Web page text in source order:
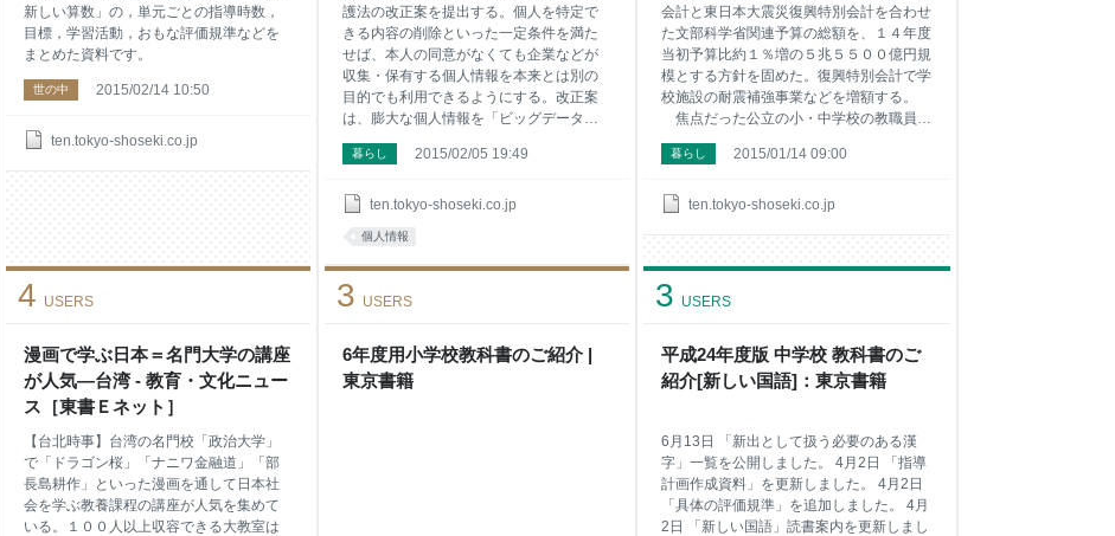
ten.tokyo-shoseki.co.jp
新しい算数」の，単元ごとの指導時数，
目標，学習活動，おもな評価規準などを
まとめた資料です。
世の中 2015/02/14 10:50
ten.tokyo-shoseki.co.jp
護法の改正案を提出する。個人を特定で
きる内容の削除といった一定条件を満た
せば、本人の同意がなくても企業などが
収集・保有する個人情報を本来とは別の
目的でも利用できるようにする。改正案
は、膨大な個人情報を「ビッグデータ」
として企業などが活用する際の基本指針
となる。 内閣官房ＩＴ総合戦略室は
末にまとめた個人情報保護法改正案の骨
施行された同法は、企業などが持つ個人
情報について、取得した時点と利用目的
が変わる場合、改めて本人同意を得る必
要があると規定している。改正案は、新
し、情報の外部提供行為を公表すること
を条件に、本人同意を取り直さなくても
暮らし 2015/02/05 19:49
個人情報
ten.tokyo-shoseki.co.jp
会計と東日本大震災復興特別会計を合わせ
た文部科学省関連予算の総額を、１４年度
当初予算比約１％増の５兆５５００億円規
模とする方針を固めた。復興特別会計で学
校施設の耐震補強事業などを増額する。
焦点だった公立の小・中学校の教職員数
については、少子化に伴う自然減を除く実
質ベースで約１００人削減する。教職員の
費国庫負担金（１４年度当初１兆５３２２
１５年度予算の概算要求で、一般会計（１
４年度当初５兆３６２７億円）で５４０４
億円、復興特別会計（同１４５０億円）で
省は一般会計については１４年度当初比で
微減としたが、復興特別会計では校舎の耐
震補強や比較的老朽化の進んでいる施設改
め、
暮らし 2015/01/14 09:00
漫画で学ぶ日本＝名門大学の講座
が人気―台湾 - 教育・文化ニュー
ス［東書Ｅネット］
4 USERS
【台北時事】台湾の名門校「政治大学」
で「ドラゴン桜」「ナニワ金融道」「部
長島耕作」といった漫画を通して日本社
会を学ぶ教養課程の講座が人気を集めて
いる。１００人以上収容できる大教室は
6年度用小学校教科書のご紹介 |
東京書籍
3 USERS
平成24年度版 中学校 教科書のご
紹介[新しい国語]：東京書籍
3 USERS
6月13日 「新出として扱う必要のある漢
字」一覧を公開しました。 4月2日 「指導
計画作成資料」を更新しました。 4月2日
「具体の評価規準」を追加しました。 4月
2日 「新しい国語」読書案内を更新しまし